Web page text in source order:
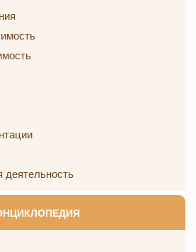
деятельность